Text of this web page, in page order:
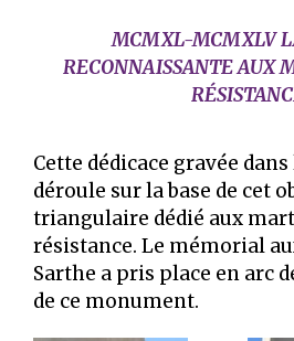
MCMXL-MCMXLV
RECONNAISSANTE AUX
Cette dédicace gravée
déroule sur la base de cet
triangulaire dédié aux
résistance. Le mémorial
Sarthe a pris place en arc
de ce monument.